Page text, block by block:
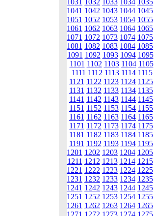
1031 1032 1033 1034 1035
1041 1042 1043 1044 1045
1051 1052 1053 1054 1055
1061 1062 1063 1064 1065
1071 1072 1073 1074 1075
1081 1082 1083 1084 1085
1091 1092 1093 1094 1095
1101 1102 1103 1104 1105
1111 1112 1113 1114 1115
1121 1122 1123 1124 1125
1131 1132 1133 1134 1135
1141 1142 1143 1144 1145
1151 1152 1153 1154 1155
1161 1162 1163 1164 1165
1171 1172 1173 1174 1175
1181 1182 1183 1184 1185
1191 1192 1193 1194 1195
1201 1202 1203 1204 1205
1211 1212 1213 1214 1215
1221 1222 1223 1224 1225
1231 1232 1233 1234 1235
1241 1242 1243 1244 1245
1251 1252 1253 1254 1255
1261 1262 1263 1264 1265
1271 1272 1273 1274 1275